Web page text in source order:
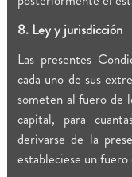
8. Ley y jurisdicción
Las presentes
cada uno de sus
someten al fuero de
capital, para
derivarse de la
estableciese un